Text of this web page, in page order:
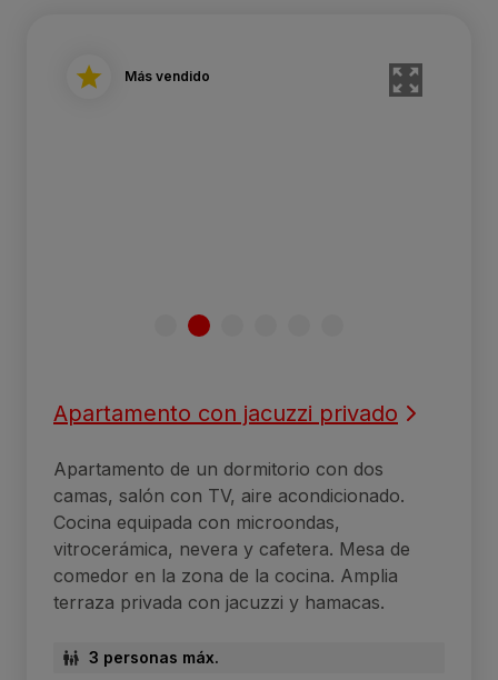
Más vendido
Apartamento con jacuzzi privado
Apartamento de un dormitorio con dos
camas, salón con TV, aire acondicionado.
Cocina equipada con microondas,
vitrocerámica, nevera y cafetera. Mesa de
comedor en la zona de la cocina. Amplia
terraza privada con jacuzzi y hamacas.
3 personas máx.